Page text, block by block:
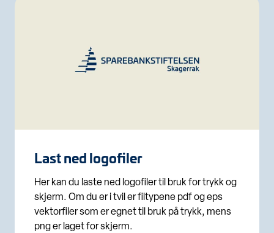
Last ned logofiler
Her kan du laste ned logofiler til bruk for trykk og
skjerm. Om du er i tvil er filtypene pdf og eps
vektorfiler som er egnet til bruk på trykk, mens
png er laget for skjerm.